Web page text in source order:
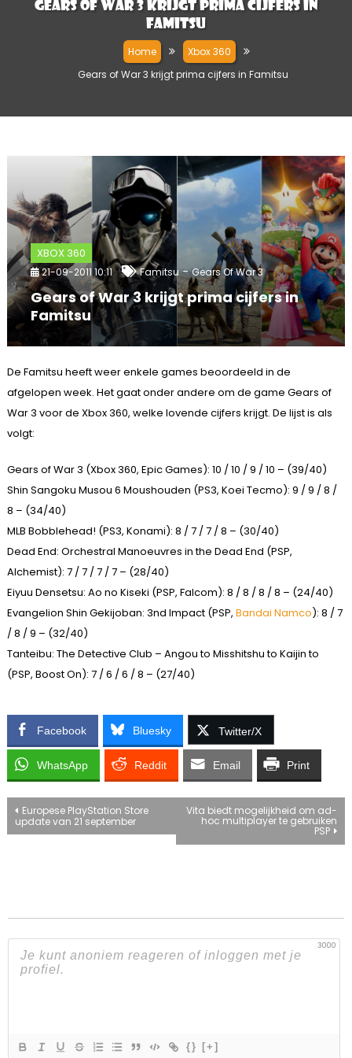
Gears of War 3 krijgt prima cijfers in
Famitsu
Home
Xbox 360
Gears of War 3 krijgt prima cijfers in Famitsu
XBOX 360
21-09-2011 10:11 Famitsu-Gears Of War 3
Gears of War 3 krijgt prima cijfers in
Famitsu
De Famitsu heeft weer enkele games beoordeeld in de
afgelopen week. Het gaat onder andere om de game Gears of
War 3 voor de Xbox 360, welke lovende cijfers krijgt. De lijst is als
volgt:
Gears of War 3 (Xbox 360, Epic Games): 10 / 10 / 9 / 10 – (39/40)
Shin Sangoku Musou 6 Moushouden (PS3, Koei Tecmo): 9 / 9 / 8 /
8 – (34/40)
MLB Bobblehead! (PS3, Konami): 8 / 7 / 7 / 8 – (30/40)
Dead End: Orchestral Manoeuvres in the Dead End (PSP,
Alchemist): 7 / 7 / 7 / 7 – (28/40)
Eiyuu Densetsu: Ao no Kiseki (PSP, Falcom): 8 / 8 / 8 / 8 – (24/40)
Evangelion Shin Gekijoban: 3nd Impact (PSP, Bandai Namco): 8 / 7
/ 8 / 9 – (32/40)
Tanteibu: The Detective Club – Angou to Misshitshu to Kaijin to
(PSP, Boost On): 7 / 6 / 6 / 8 – (27/40)
Facebook Bluesky Twitter/X
WhatsApp Reddit Email Print
Bericht
Europese PlayStation Store
update van 21 september
Vita biedt mogelijkheid om ad-
hoc multiplayer te gebruiken
PSP
3000
{} [+]